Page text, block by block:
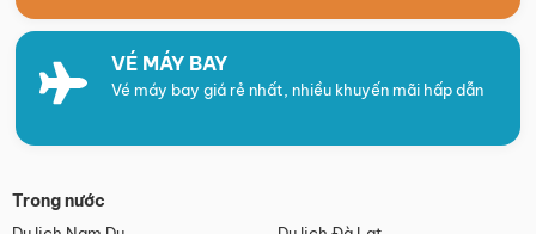
VÉ MÁY BAY
Vé máy bay giá rẻ nhất, nhiều khuyến mãi hấp dẫn
Trong nước